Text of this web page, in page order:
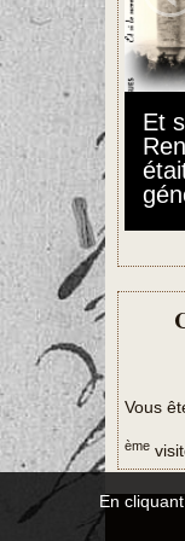
Et
Vous
ème
En